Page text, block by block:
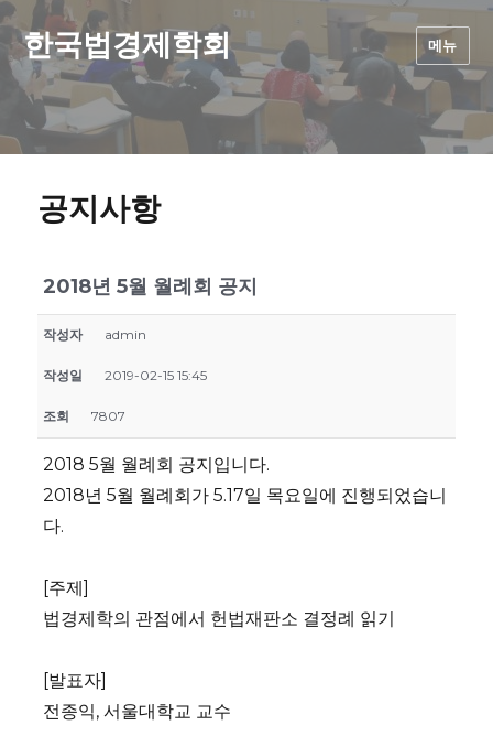
한국법경제학회 메뉴
공지사항
2018년 5월 월례회 공지
작성자 admin
작성일 2019-02-15 15:45
조회 7807
2018 5월 월례회 공지입니다.
2018년 5월 월례회가 5.17일 목요일에 진행되었습니
다.
[주제]
법경제학의 관점에서 헌법재판소 결정례 읽기
[발표자]
전종익, 서울대학교 교수